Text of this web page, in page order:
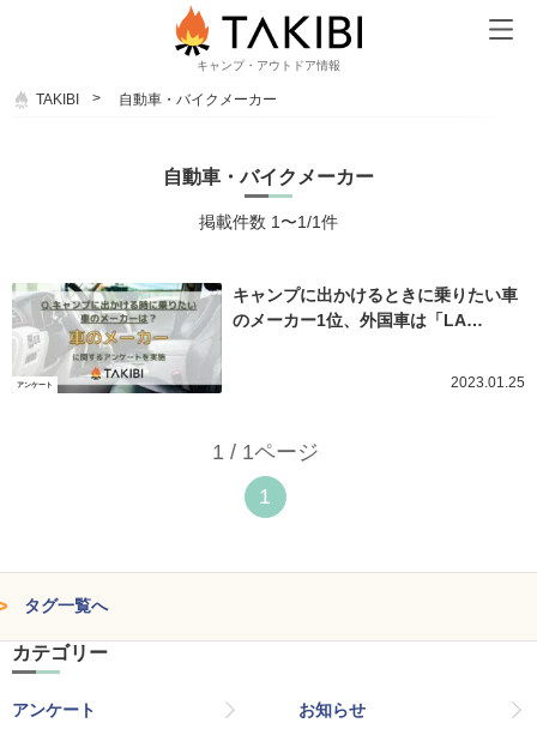
キャンプ・アウトドア情報
TAKIBI 自動車・バイクメーカー
自動車・バイクメーカー
掲載件数 1〜1/1件
アンケート
キャンプに出かけるときに乗りたい車
のメーカー1位、外国車は「LA…
2023.01.25
1 / 1ページ
1
タグ一覧へ
カテゴリー
アンケート お知らせ